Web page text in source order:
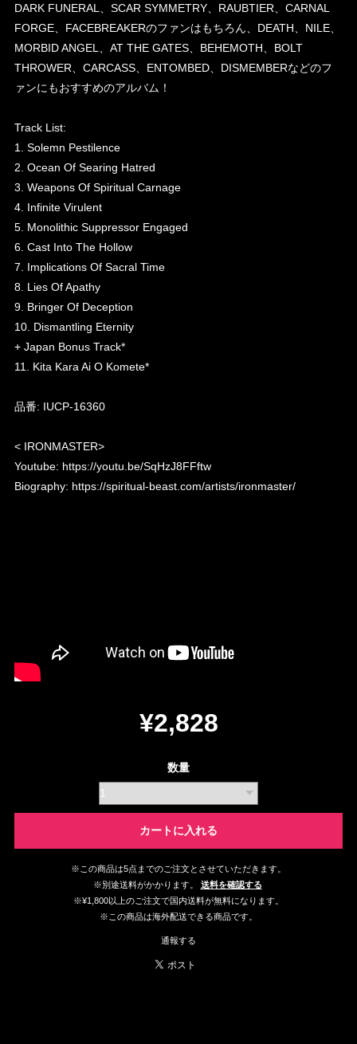
DARK FUNERAL、SCAR SYMMETRY、RAUBTIER、CARNAL
FORGE、FACEBREAKERのファンはもちろん、DEATH、NILE、
MORBID ANGEL、AT THE GATES、BEHEMOTH、BOLT
THROWER、CARCASS、ENTOMBED、DISMEMBERなどのフ
ァンにもおすすめのアルバム！
Track List:
1. Solemn Pestilence
2. Ocean Of Searing Hatred
3. Weapons Of Spiritual Carnage
4. Infinite Virulent
5. Monolithic Suppressor Engaged
6. Cast Into The Hollow
7. Implications Of Sacral Time
8. Lies Of Apathy
9. Bringer Of Deception
10. Dismantling Eternity
+ Japan Bonus Track*
11. Kita Kara Ai O Komete*
品番: IUCP-16360
< IRONMASTER>
Youtube: https://youtu.be/SqHzJ8FFftw
Biography: https://spiritual-beast.com/artists/ironmaster/
¥2,828
数量
カートに入れる
※この商品は5点までのご注文とさせていただきます。
※別途送料がかかります。
送料を確認する
※¥1,800以上のご注文で国内送料が無料になります。
※この商品は海外配送できる商品です。
通報する